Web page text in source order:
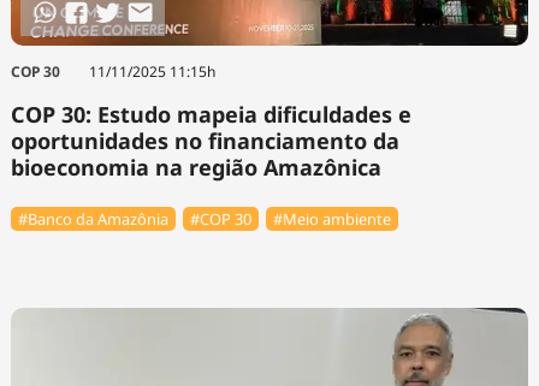
COP 30 11/11/2025 11:15h
COP 30: Estudo mapeia dificuldades e
oportunidades no financiamento da
bioeconomia na região Amazônica
#Banco da Amazônia #COP 30 #Meio ambiente